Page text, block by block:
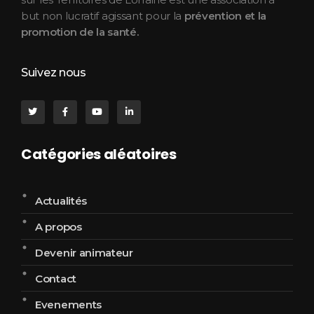
but non lucratif agissant pour la prévention et la
promotion de la santé.
Suivez nous
Catégories aléatoires
Actualités
A propos
Devenir animateur
Contact
Evenements